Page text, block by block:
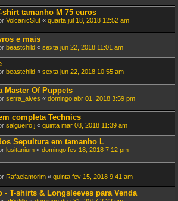
shirt tamanho M 75 euros
VolcanicSlut « quarta jul 18, 2018 12:52 am
e mais
beastchild « sexta jun 22, 2018 11:01 am
beastchild « sexta jun 22, 2018 10:55 am
Master Of Puppets
serra_alves « domingo abr 01, 2018 3:59 pm
completa Technics
salgueiro.j « quinta mar 08, 2018 11:39 am
Sepultura em tamanho L
lusitanium « domingo fev 18, 2018 7:12 pm
Rafaelamorim « quinta fev 15, 2018 9:41 am
- T-shirts & Longsleeves para Venda